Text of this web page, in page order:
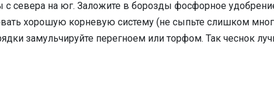
с севера на юг. Заложите в борозды фосфорное
хорошую корневую систему (не сыпьте слишком
замульчируйте перегноем или торфом. Так чеснок